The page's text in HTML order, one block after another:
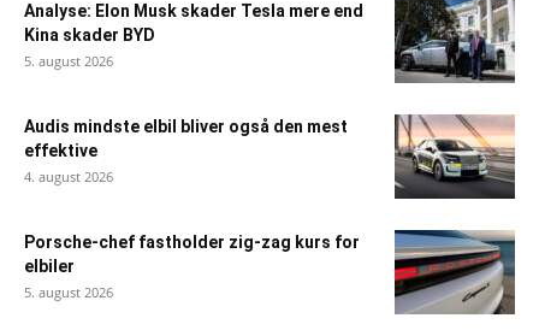
Analyse: Elon Musk skader Tesla mere end
Kina skader BYD
5. august 2026
Audis mindste elbil bliver også den mest
effektive
4. august 2026
Porsche-chef fastholder zig-zag kurs for
elbiler
5. august 2026